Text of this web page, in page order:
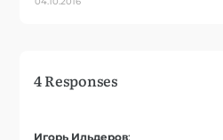
4 Responses
Игорь Ильдеров: